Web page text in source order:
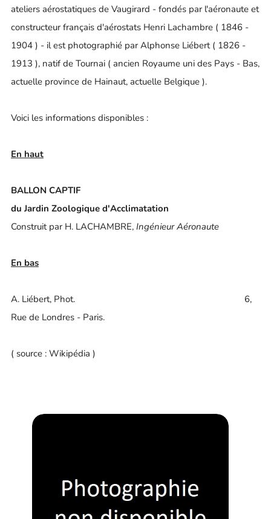
ateliers aérostatiques de Vaugirard - fondés par l'aéronaute et
constructeur français d'aérostats Henri Lachambre ( 1846 -
1904 ) - il est photographié par Alphonse Liébert ( 1826 -
1913 ), natif de Tournai ( ancien Royaume uni des Pays - Bas,
actuelle province de Hainaut, actuelle Belgique ).
Voici les informations disponibles :
En haut
BALLON CAPTIF
du Jardin Zoologique d'Acclimatation
Construit par H. LACHAMBRE, Ingénieur Aéronaute
En bas
A. Liébert, Phot. 6,
Rue de Londres - Paris.
( source : Wikipédia )